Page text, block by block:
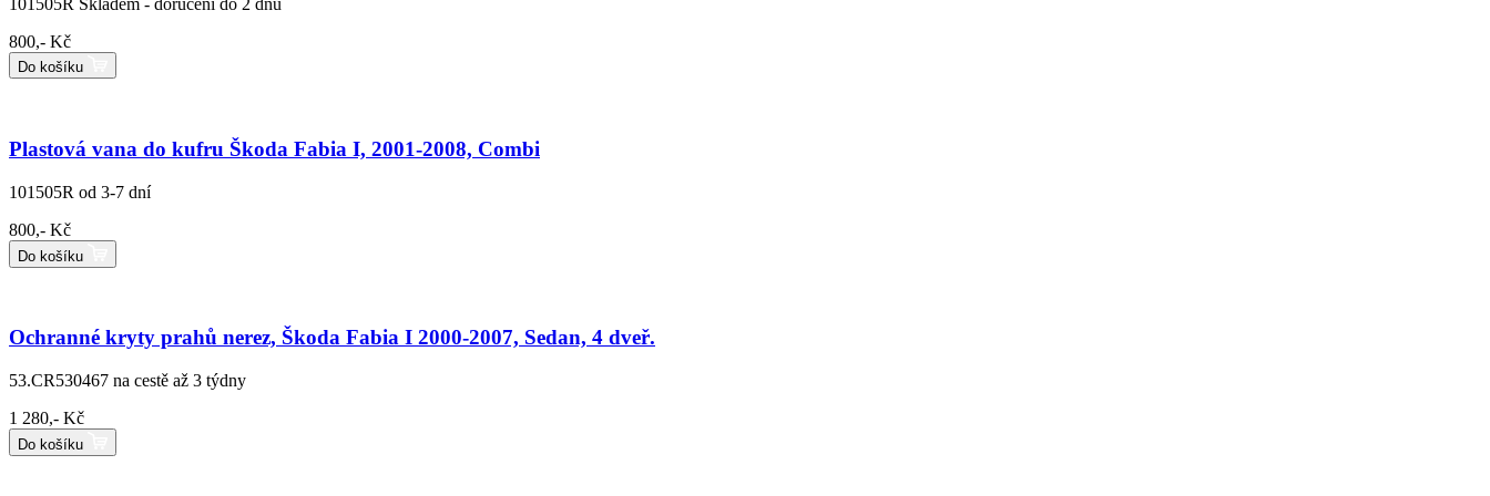
800,- Kč
Do košíku
Plastová vana do kufru Škoda Fabia I, 2001-2008, Combi
101505R od 3-7 dní
800,- Kč
Do košíku
Ochranné kryty prahů nerez, Škoda Fabia I 2000-2007, Sedan, 4 dveř.
53.CR530467 na cestě až 3 týdny
1 280,- Kč
Do košíku